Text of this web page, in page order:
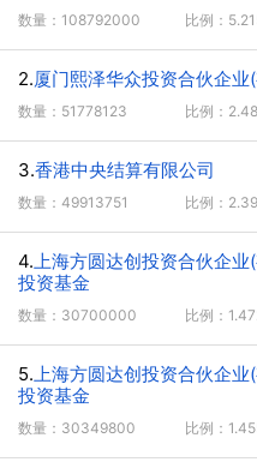
数量：108792000 比例：
2.厦门熙泽华众投资合伙企业
数量：51778123 比例：
3.香港中央结算有限公司
数量：49913751 比例：
4.上海方圆达创投资合伙企
投资基金
数量：30700000 比例：
5.上海方圆达创投资合伙企
投资基金
数量：30349800 比例：